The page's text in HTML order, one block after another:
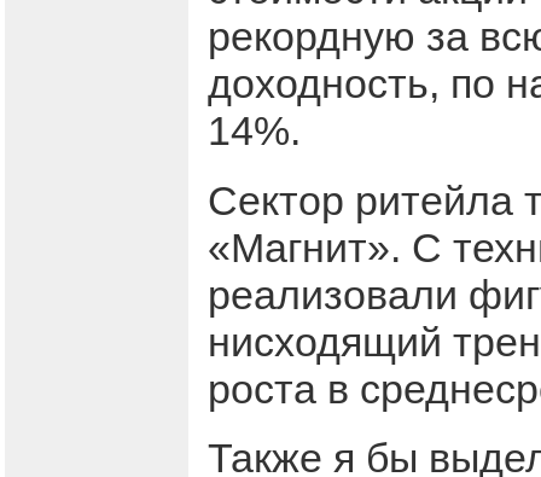
рекордную за
доходность, по
14%.
Сектор ритейла
«Магнит». С
реализовали
нисходящий
роста в
Также я бы